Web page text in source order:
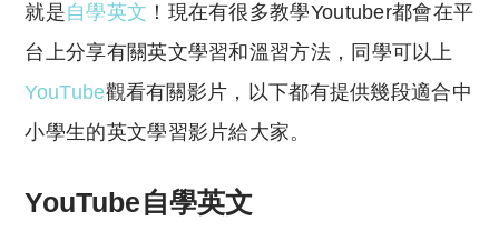
就是自學英文 ！現在有很多教學Youtuber都會在平
台上分享有關英文學習和溫習方法，同學可以上
YouTube觀看有關影片，以下都有提供幾段適合中
小學生的英文學習影片給大家。
YouTube自學英文